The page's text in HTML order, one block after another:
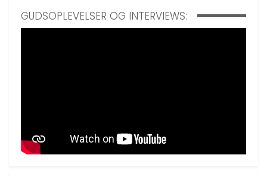
GUDSOPLEVELSER OG INTERVIEWS: